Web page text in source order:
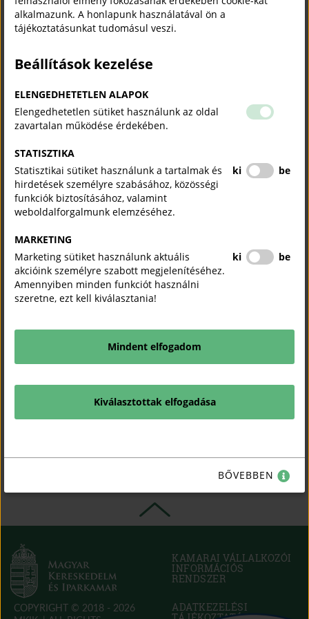
new
window)
Vállalom lakossági, üzleti és munkahelyi ingatlanok teljes körű
bővítést, szerelvényezést, világításkorszerűsítést, valamint
Emellett villamos biztonsági felülvizsgálatot (VBF) is végzek
lakások, családi házak, üzlethelyiségek, irodák, munkahelyek
kiállításával.
Vállalom a 3 évente kötelező villamos biztonsági felülvizsgálat
elvégzését üzlethelyiségek, munkahelyek és egyéb gazdasági
célú ingatlanok esetén, a hatályos szabványoknak és
előírásoknak megfelelően.
Szolgáltatások:
- teljes körű villanyszerelés
- hibakeresés, gyors hibafeltárás és hibaelhárítás
- földelés, EPH
- villamos biztonsági felülvizsgálat
munkahelyek részére
- adásvétel előtti kötelező felülvizsgálat
Precíz, megbízható munkavégzés, korrekt árak, gyors kiszállás
és szakmai hozzáállás.
COPYRIGHT © 2018 - 2026
KAMARAI VÁLLALKOZÓI
INFORMÁCIÓS
RENDSZER(OPEN
NEW
WINDOW)
ADATKEZELÉSI
alkalmazunk. A honlapunk használatával ön a
tájékoztatásunkat tudomásul veszi.
Beállítások kezelése
ELENGEDHETETLEN ALAPOK
Elengedhetetlen sütiket használunk az oldal
zavartalan működése érdekében.
STATISZTIKA
Statisztikai sütiket használunk a tartalmak és
hirdetések személyre szabásához, közösségi
funkciók biztosításához, valamint
weboldalforgalmunk elemzéséhez.
ki be
MARKETING
Marketing sütiket használunk aktuális
akcióink személyre szabott megjelenítéséhez.
Amennyiben minden funkciót használni
szeretne, ezt kell kiválasztania!
ki be
Mindent elfogadom
Kiválasztottak elfogadása
BŐVEBBEN